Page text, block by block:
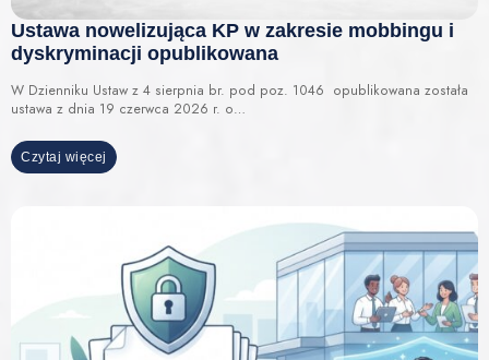
Ustawa nowelizująca KP w zakresie mobbingu i
dyskryminacji opublikowana
W Dzienniku Ustaw z 4 sierpnia br. pod poz. 1046 opublikowana została
ustawa z dnia 19 czerwca 2026 r. o…
Czytaj więcej